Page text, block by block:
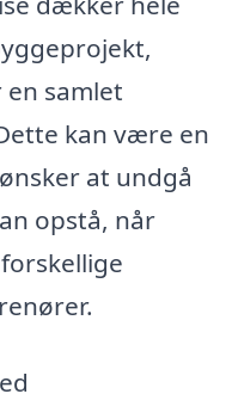
samlet
kan være en
at undgå
opstå, når